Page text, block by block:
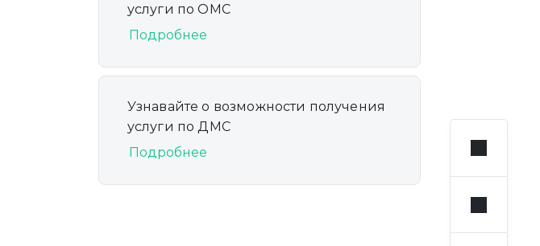
услуги по ОМС
Подробнее
Узнавайте о возможности получения
услуги по ДМС
Подробнее